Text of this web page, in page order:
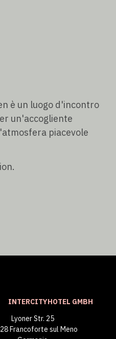
è un luogo d'incontro
un'accogliente
piacevole
INTERCITYHOTEL GMBH
Lyoner Str. 25
Francoforte sul Meno